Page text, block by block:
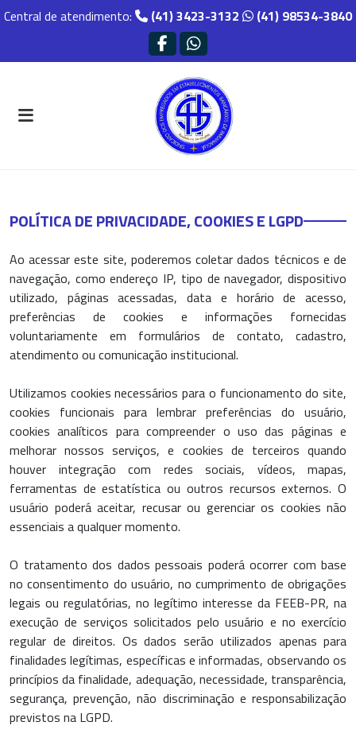
Central de atendimento: (41) 3423-3132 (41) 98534-3840
POLÍTICA DE PRIVACIDADE, COOKIES E LGPD
Ao acessar este site, poderemos coletar dados técnicos e de
navegação, como endereço IP, tipo de navegador, dispositivo
utilizado, páginas acessadas, data e horário de acesso,
preferências de cookies e informações fornecidas
voluntariamente em formulários de contato, cadastro,
atendimento ou comunicação institucional.
Utilizamos cookies necessários para o funcionamento do site,
cookies funcionais para lembrar preferências do usuário,
cookies analíticos para compreender o uso das páginas e
melhorar nossos serviços, e cookies de terceiros quando
houver integração com redes sociais, vídeos, mapas,
ferramentas de estatística ou outros recursos externos. O
usuário poderá aceitar, recusar ou gerenciar os cookies não
essenciais a qualquer momento.
O tratamento dos dados pessoais poderá ocorrer com base
no consentimento do usuário, no cumprimento de obrigações
legais ou regulatórias, no legítimo interesse da FEEB-PR, na
execução de serviços solicitados pelo usuário e no exercício
regular de direitos. Os dados serão utilizados apenas para
finalidades legítimas, específicas e informadas, observando os
princípios da finalidade, adequação, necessidade, transparência,
segurança, prevenção, não discriminação e responsabilização
previstos na LGPD.